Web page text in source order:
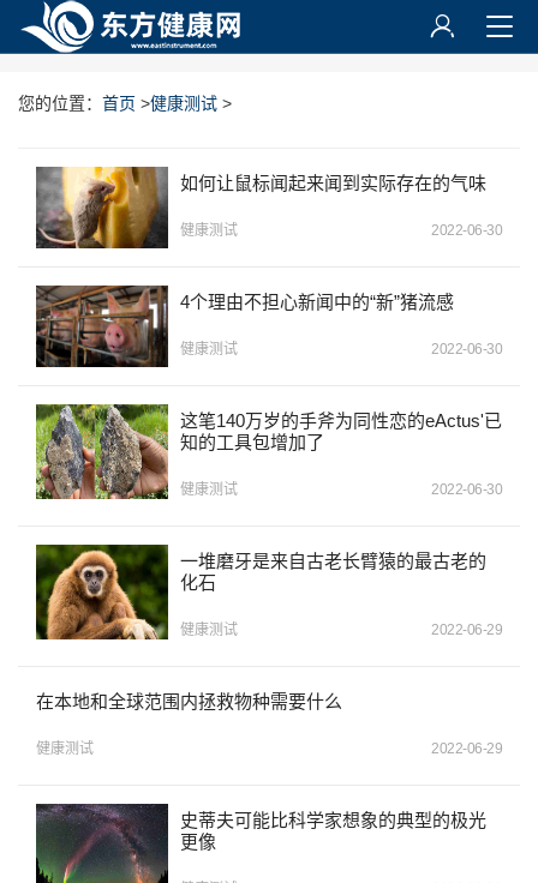
您的位置： 首页 >健康测试 >
如何让鼠标闻起来闻到实际存在的气味
健康测试 2022-06-30
4个理由不担心新闻中的“新”猪流感
健康测试 2022-06-30
这笔140万岁的手斧为同性恋的eActus'已
知的工具包增加了
健康测试 2022-06-30
一堆磨牙是来自古老长臂猿的最古老的
化石
健康测试 2022-06-29
在本地和全球范围内拯救物种需要什么
健康测试 2022-06-29
史蒂夫可能比科学家想象的典型的极光
更像